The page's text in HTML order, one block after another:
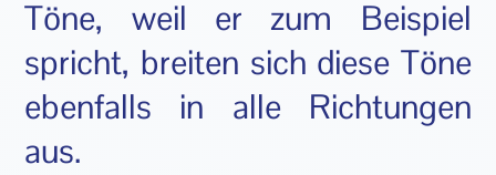
Töne, weil er zum Beispiel
spricht, breiten sich diese Töne
ebenfalls in alle Richtungen
aus.